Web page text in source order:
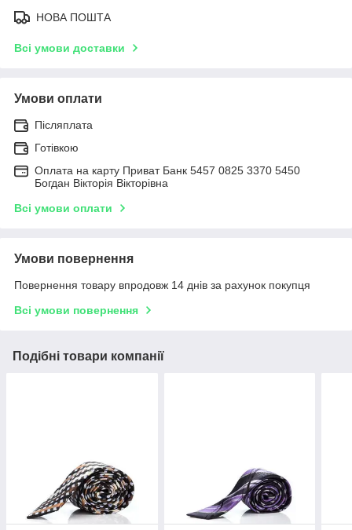
НОВА ПОШТА
Всі умови доставки
Умови оплати
Післяплата
Готівкою
Оплата на карту Приват Банк 5457 0825 3370 5450
Богдан Вікторія Вікторівна
Всі умови оплати
Умови повернення
Повернення товару впродовж 14 днів за рахунок покупця
Всі умови повернення
Подібні товари компанії